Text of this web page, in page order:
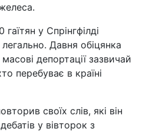
у Спрінгфілді
Давня обіцянка
депортації зазвичай
перебуває в країні
своїх слів, які він
у вівторок з